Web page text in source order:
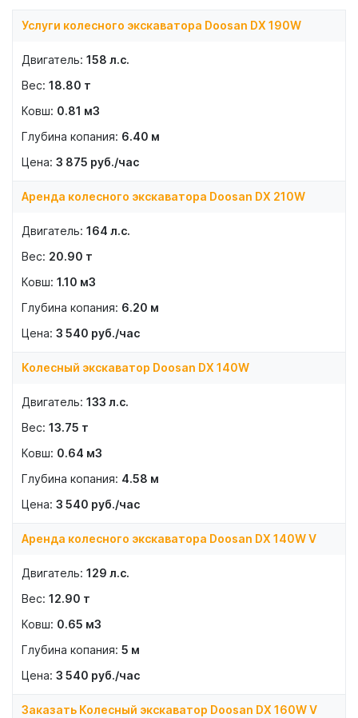
Услуги колесного экскаватора Doosan DX 190W
158 л.с.
18.80 т
0.81 м3
6.40 м
3 875 руб./час
Аренда колесного экскаватора Doosan DX 210W
164 л.с.
20.90 т
1.10 м3
6.20 м
3 540 руб./час
Колесный экскаватор Doosan DX 140W
133 л.с.
13.75 т
0.64 м3
4.58 м
3 540 руб./час
Аренда колесного экскаватора Doosan DX 140W V
129 л.с.
12.90 т
0.65 м3
5 м
3 540 руб./час
Заказать Колесный экскаватор Doosan DX 160W V